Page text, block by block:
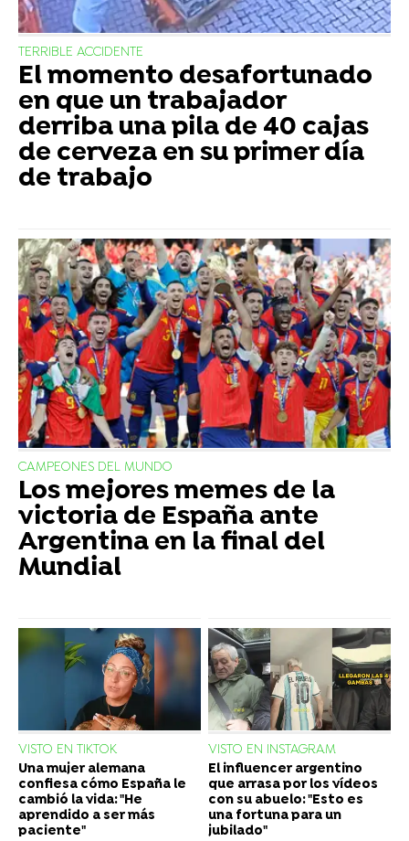
TERRIBLE ACCIDENTE
El momento desafortunado
en que un trabajador
derriba una pila de 40 cajas
de cerveza en su primer día
de trabajo
CAMPEONES DEL MUNDO
Los mejores memes de la
victoria de España ante
Argentina en la final del
Mundial
VISTO EN TIKTOK
Una mujer alemana
confiesa cómo España le
cambió la vida: "He
aprendido a ser más
paciente"
VISTO EN INSTAGRAM
El influencer argentino
que arrasa por los vídeos
con su abuelo: "Esto es
una fortuna para un
jubilado"